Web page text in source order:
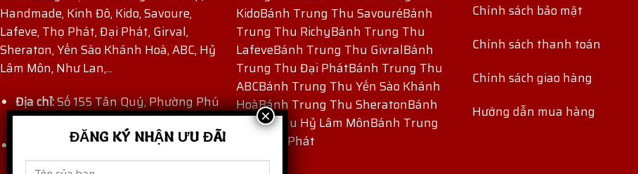
Handmade, Kinh Đô, Kido, Savoure,
Lafeve, Thọ Phát, Đại Phát, Girval,
Sheraton, Yến Sào Khánh Hoà, ABC, Hỷ
Lâm Môn, Như Lan,...
Địa chỉ:Số 155 Tân Quý, Phường Phú
Thọ Hòa, TP Hồ Chí Minh, Việt Nam.
(+84) 909 171 971-(+84) 862
871 872
KidoBánh Trung Thu SavouréBánh
Trung Thu RichyBánh Trung Thu
LafeveBánh Trung Thu GivralBánh
Trung Thu Đại PhátBánh Trung Thu
ABCBánh Trung Thu Yến Sào Khánh
HoàBánh Trung Thu SheratonBánh
Trung Thu Hỷ Lâm MônBánh Trung
Thu Thọ Phát
Chính sách bảo mật
Chính sách thanh toán
Chính sách giao hàng
Hướng dẫn mua hàng
ĐĂNG KÝ NHẬN ƯU ĐÃI